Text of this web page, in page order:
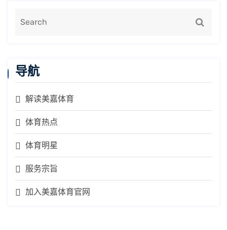
导航
解读美嘉体育
体育热点
体育明星
服务宗旨
加入美嘉体育官网